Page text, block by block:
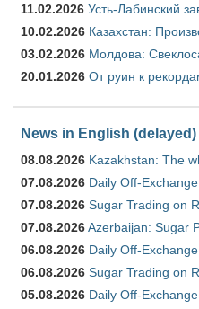
11.02.2026 Усть-Лабинский
10.02.2026 Казахстан:
03.02.2026 Молдова:
20.01.2026 От руин к
News in English (delayed)
08.08.2026 Kazakhstan: The
07.08.2026 Daily Off-
07.08.2026 Sugar Trading on
07.08.2026Azerbaijan: Sugar
06.08.2026 Daily Off-
06.08.2026 Sugar Trading on
05.08.2026 Daily Off-